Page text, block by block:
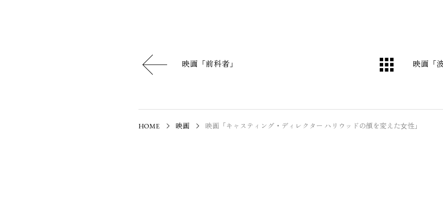
映画「前科者」 映画「
HOME 映画 映画「キャスティング・ディレクター ハリウッドの顔を変えた⼥性」